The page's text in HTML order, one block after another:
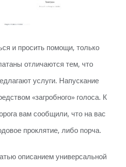
и просить помощи, только
отличаются тем, что
услуги. Напускание
«загробного» голоса. К
вам сообщили, что на вас
проклятие, либо порча.
описанием универсальной